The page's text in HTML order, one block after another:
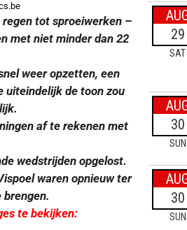
tot sproeiwerken –
met niet minder dan 22
weer opzetten, een
uiteindelijk de toon zou
af te rekenen met
wedstrijden opgelost.
waren opnieuw ter
brengen.
te bekijken:
29
SAT
30
SUN
30
SUN